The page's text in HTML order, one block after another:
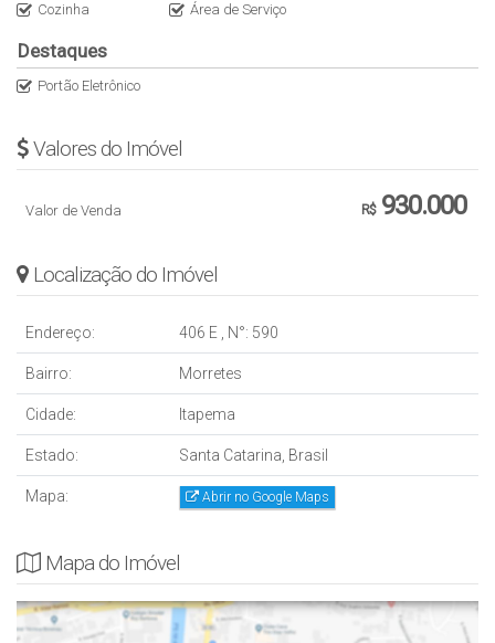
Cozinha Área de Serviço
Destaques
Portão Eletrônico
Valores do Imóvel
R$930.000
Valor de Venda
Localização do Imóvel
Endereço: 406 E N°: 590
Bairro: Morretes
Cidade: Itapema
Estado: Santa Catarina, Brasil
Mapa: Abrir no Google Maps
Mapa do Imóvel